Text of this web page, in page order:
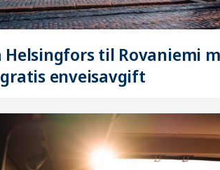
Helsingfors til Rovaniemi
enveisavgift